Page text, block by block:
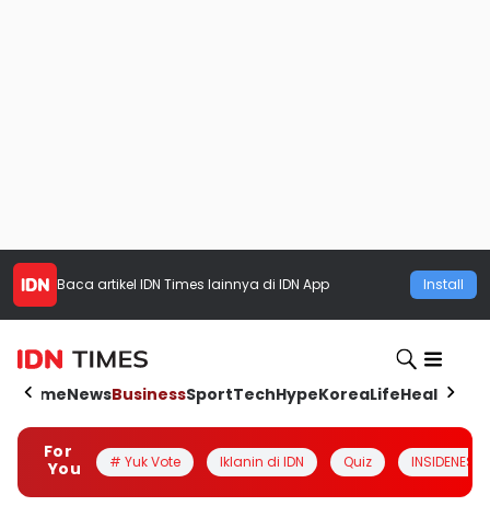
Baca artikel IDN Times lainnya di IDN App Install
HomeNewsBusinessSportTechHypeKoreaLifeHealth
For
You
# Yuk Vote Iklanin di IDN Quiz INSIDENESIA